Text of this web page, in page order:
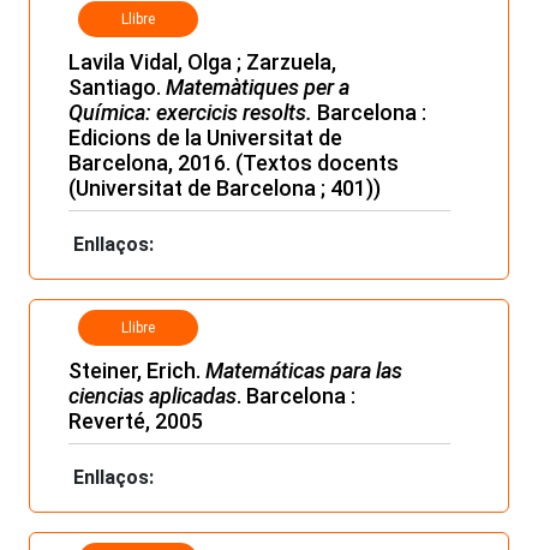
Llibre
Lavila Vidal, Olga ; Zarzuela,
Santiago. Matemàtiques per a
Química: exercicis resolts. Barcelona :
Edicions de la Universitat de
Barcelona, 2016. (Textos docents
(Universitat de Barcelona ; 401))
Enllaços:
Llibre
Steiner, Erich. Matemáticas para las
ciencias aplicadas. Barcelona :
Reverté, 2005
Enllaços: